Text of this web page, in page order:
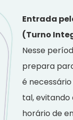
Entrada
(Turno
Nesse
prepara
é
tal,
horário de